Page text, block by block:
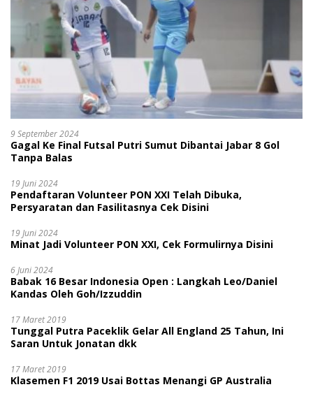
9 September 2024
Gagal Ke Final Futsal Putri Sumut Dibantai Jabar 8 Gol
Tanpa Balas
19 Juni 2024
Pendaftaran Volunteer PON XXI Telah Dibuka,
Persyaratan dan Fasilitasnya Cek Disini
19 Juni 2024
Minat Jadi Volunteer PON XXI, Cek Formulirnya Disini
6 Juni 2024
Babak 16 Besar Indonesia Open : Langkah Leo/Daniel
Kandas Oleh Goh/Izzuddin
17 Maret 2019
Tunggal Putra Paceklik Gelar All England 25 Tahun, Ini
Saran Untuk Jonatan dkk
17 Maret 2019
Klasemen F1 2019 Usai Bottas Menangi GP Australia